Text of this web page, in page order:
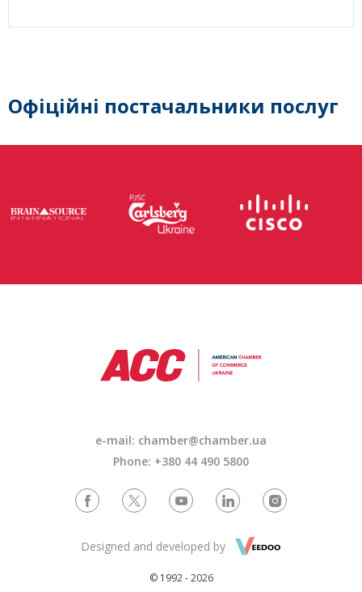
Офіційні постачальники послуг
e-mail: chamber@chamber.ua
Phone: +380 44 490 5800
© 1992 - 2026
Designed and developed by